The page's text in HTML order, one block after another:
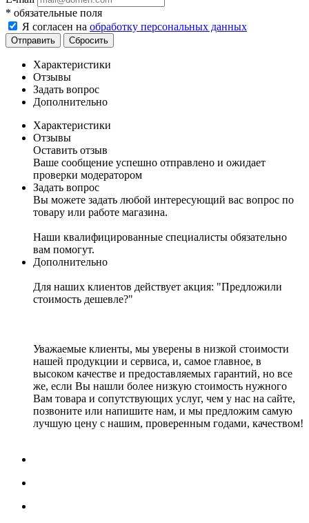
* обязательные поля
Я согласен на обработку персональных данных
Отправить Сбросить
Характеристики
Отзывы
Задать вопрос
Дополнительно
Характеристики
Отзывы
Оставить отзыв
Ваше сообщение успешно отправлено и ожидает
проверки модератором
Задать вопрос
Вы можете задать любой интересующий вас вопрос по
товару или работе магазина.
Наши квалифицированные специалисты обязательно
вам помогут.
Дополнительно
Для наших клиентов действует акция: "Предложили
стоимость дешевле?"
Уважаемые клиенты, мы уверены в низкой стоимости
нашей продукции и сервиса, и, самое главное, в
высоком качестве и предоставляемых гарантий, но все
же, если Вы нашли более низкую стоимость нужного
Вам товара и сопутствующих услуг, чем у нас на сайте,
позвоните или напишите нам, и мы предложим самую
лучшую цену с нашим, проверенным годами, качеством!